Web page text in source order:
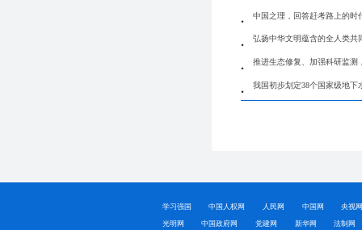
中国之理，回答赶考路上的时
弘扬中华文明蕴含的全人类共
推进生态修复、加强科研监
我国初步划定38个国家级地下
学习强国 中国人权网 人民网 中国网 央视
光明网 中国政府网 党建网 新华网 法制网